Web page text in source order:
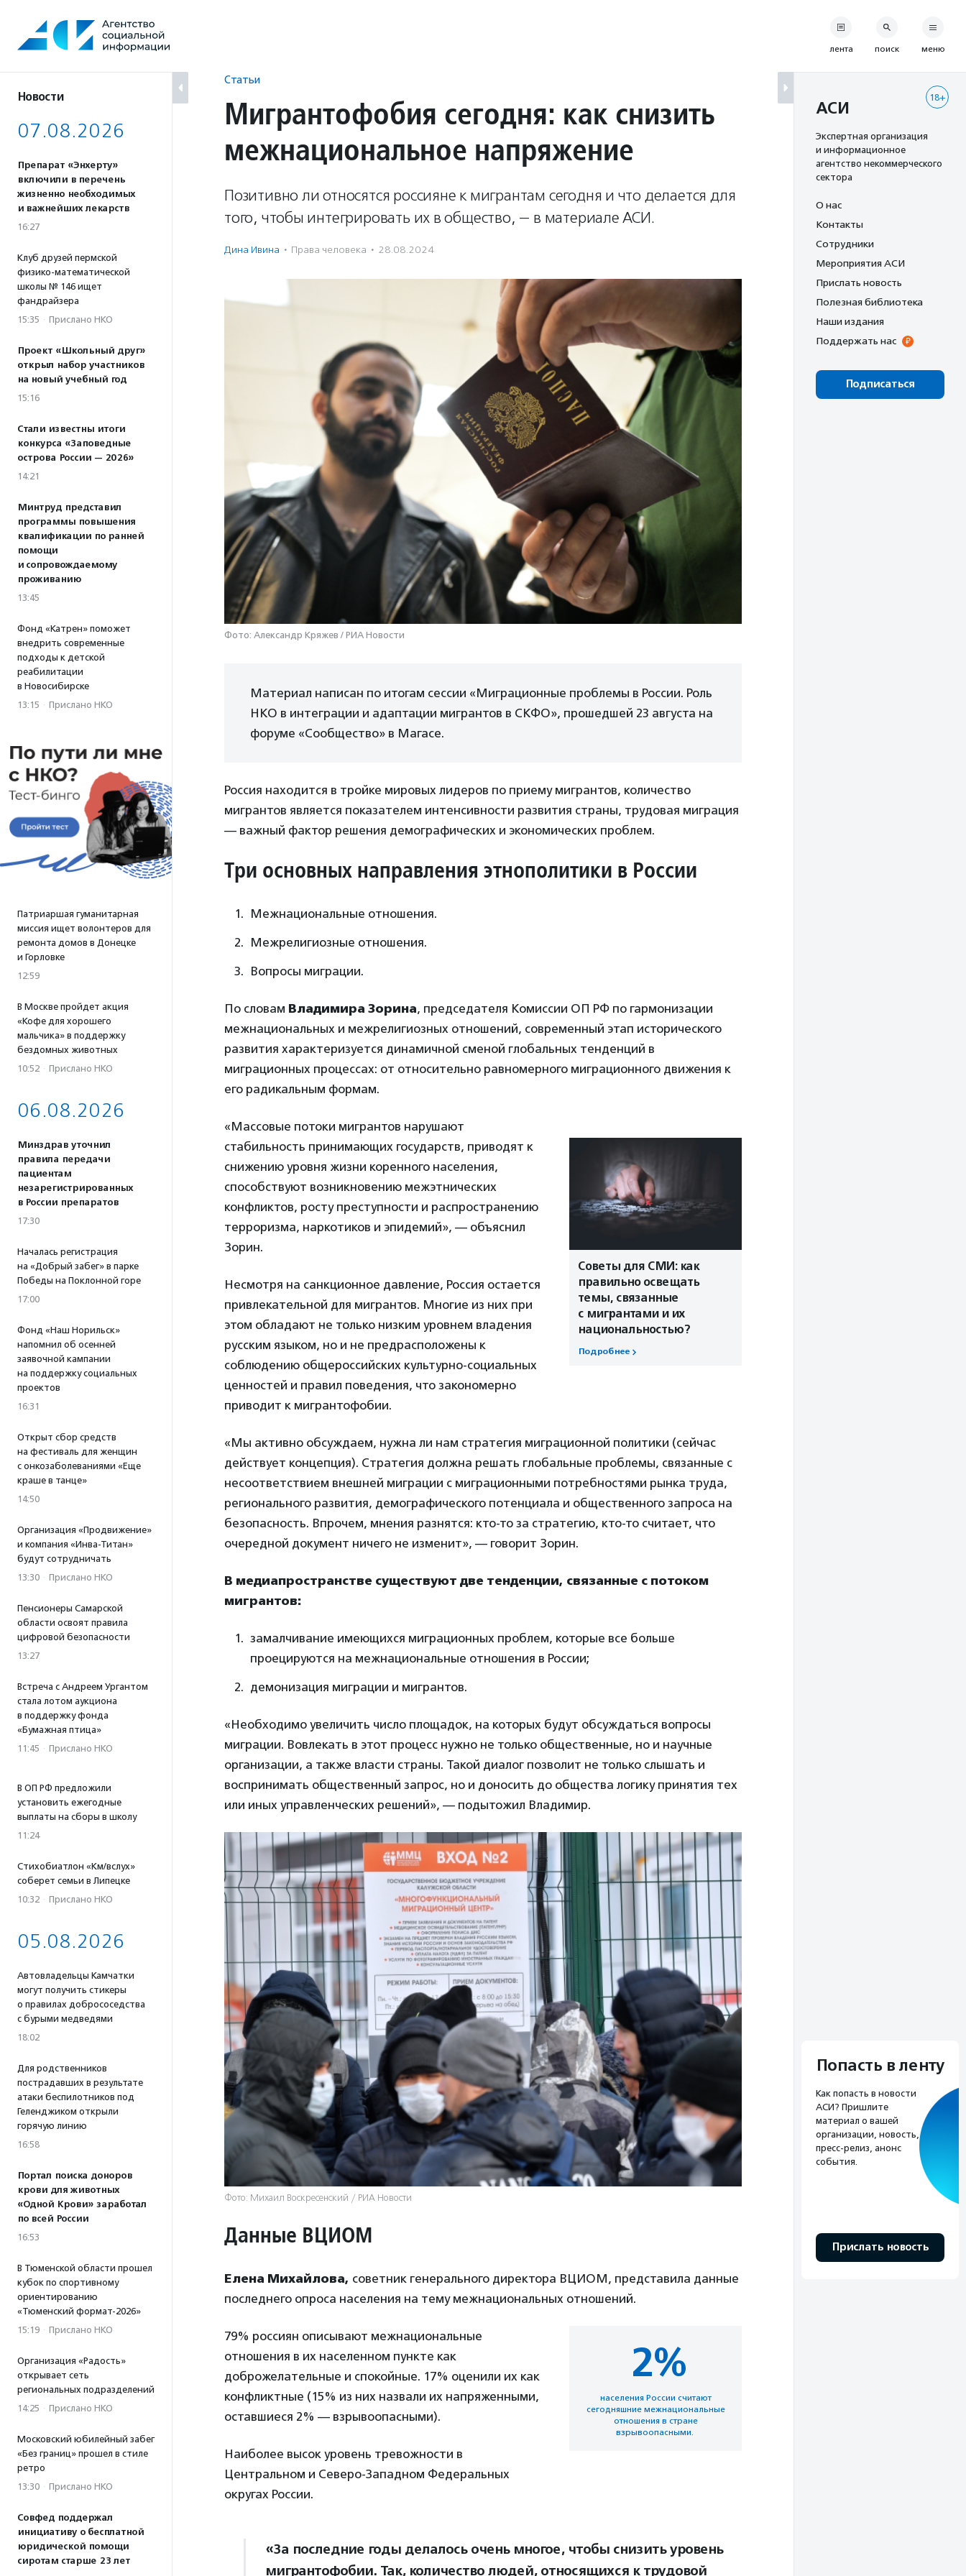
содержанию
Новости
07.08.2026
Препарат «Энхерту»
включили в перечень
жизненно необходимых
и важнейших лекарств
16:27
Клуб друзей пермской
физико-математической
школы № 146 ищет
фандрайзера
15:35 · Прислано НКО
Проект «Школьный друг»
открыл набор участников
на новый учебный год
15:16
Стали известны итоги
конкурса «Заповедные
острова России — 2026»
14:21
Минтруд представил
программы повышения
квалификации по ранней
помощи
и сопровождаемому
проживанию
13:45
Фонд «Катрен» поможет
внедрить современные
подходы к детской
реабилитации
в Новосибирске
13:15 · Прислано НКО
Патриаршая гуманитарная
миссия ищет волонтеров для
ремонта домов в Донецке
и Горловке
12:59
В Москве пройдет акция
«Кофе для хорошего
мальчика» в поддержку
бездомных животных
10:52 · Прислано НКО
06.08.2026
Минздрав уточнил
правила передачи
пациентам
незарегистрированных
в России препаратов
17:30
Началась регистрация
на «Добрый забег» в парке
Победы на Поклонной горе
17:00
Фонд «Наш Норильск»
напомнил об осенней
заявочной кампании
на поддержку социальных
проектов
16:31
Открыт сбор средств
на фестиваль для женщин
с онкозаболеваниями «Еще
краше в танце»
14:50
Организация «Продвижение»
и компания «Инва-Титан»
будут сотрудничать
13:30 · Прислано НКО
Пенсионеры Самарской
области освоят правила
цифровой безопасности
13:27
Встреча с Андреем Ургантом
стала лотом аукциона
в поддержку фонда
«Бумажная птица»
11:45 · Прислано НКО
В ОП РФ предложили
установить ежегодные
выплаты на сборы в школу
11:24
Стихобиатлон «Км/вслух»
соберет семьи в Липецке
10:32 · Прислано НКО
05.08.2026
Автовладельцы Камчатки
могут получить стикеры
о правилах добрососедства
с бурыми медведями
18:02
Для родственников
пострадавших в результате
атаки беспилотников под
Геленджиком открыли
горячую линию
16:58
Портал поиска доноров
крови для животных
«Одной Крови» заработал
по всей России
16:53
В Тюменской области прошел
кубок по спортивному
ориентированию
«Тюменский формат-2026»
15:19 · Прислано НКО
Организация «Радость»
открывает сеть
региональных подразделений
14:25 · Прислано НКО
Московский юбилейный забег
«Без границ» прошел в стиле
ретро
13:30 · Прислано НКО
Совфед поддержал
инициативу о бесплатной
юридической помощи
сиротам старше 23 лет
Статьи
Мигрантофобия сегодня: как снизить
межнациональное напряжение
Позитивно ли относятся россияне к мигрантам сегодня и что делается для
того, чтобы интегрировать их в общество, — в материале АСИ.
Дина Ивина · Права человека · 28.08.2024
Фото: Александр Кряжев / РИА Новости
Материал написан по итогам сессии «Миграционные проблемы в России. Роль
НКО в интеграции и адаптации мигрантов в СКФО», прошедшей 23 августа на
форуме «Сообщество» в Магасе.
Россия находится в тройке мировых лидеров по приему мигрантов, количество
мигрантов является показателем интенсивности развития страны, трудовая миграция
— важный фактор решения демографических и экономических проблем.
Три основных направления этнополитики в России
Межнациональные отношения.
Межрелигиозные отношения.
Вопросы миграции.
По словам Владимира Зорина, председателя Комиссии ОП РФ по гармонизации
межнациональных и межрелигиозных отношений, современный этап исторического
развития характеризуется динамичной сменой глобальных тенденций в
миграционных процессах: от относительно равномерного миграционного движения к
его радикальным формам.
Советы для СМИ: как
правильно освещать
темы, связанные
с мигрантами и их
национальностью?
Подробнее
«Массовые потоки мигрантов нарушают
стабильность принимающих государств, приводят к
снижению уровня жизни коренного населения,
способствуют возникновению межэтнических
конфликтов, росту преступности и распространению
терроризма, наркотиков и эпидемий», — объяснил
Зорин.
Несмотря на санкционное давление, Россия остается
привлекательной для мигрантов. Многие из них при
этом обладают не только низким уровнем владения
русским языком, но и не предрасположены к
соблюдению общероссийских культурно-социальных
ценностей и правил поведения, что закономерно
приводит к мигрантофобии.
«Мы активно обсуждаем, нужна ли нам стратегия миграционной политики (сейчас
действует концепция). Стратегия должна решать глобальные проблемы, связанные с
несоответствием внешней миграции с миграционными потребностями рынка труда,
регионального развития, демографического потенциала и общественного запроса на
безопасность. Впрочем, мнения разнятся: кто-то за стратегию, кто-то считает, что
очередной документ ничего не изменит», — говорит Зорин.
В медиапространстве существуют две тенденции, связанные с потоком
мигрантов:
замалчивание имеющихся миграционных проблем, которые все больше
проецируются на межнациональные отношения в России;
демонизация миграции и мигрантов.
«Необходимо увеличить число площадок, на которых будут обсуждаться вопросы
миграции. Вовлекать в этот процесс нужно не только общественные, но и научные
организации, а также власти страны. Такой диалог позволит не только слышать и
воспринимать общественный запрос, но и доносить до общества логику принятия тех
или иных управленческих решений», — подытожил Владимир.
Фото: Михаил Воскресенский / РИА Новости
Данные ВЦИОМ
Елена Михайлова, советник генерального директора ВЦИОМ, представила данные
последнего опроса населения на тему межнациональных отношений.
2%
населения России считают
сегодняшние межнациональные
отношения в стране
взрывоопасными.
79% россиян описывают межнациональные
отношения в их населенном пункте как
доброжелательные и спокойные. 17% оценили их как
конфликтные (15% из них назвали их напряженными,
оставшиеся 2% — взрывоопасными).
Наиболее высок уровень тревожности в
Центральном и Северо-Западном Федеральных
округах России.
«За последние годы делалось очень многое, чтобы снизить уровень
мигрантофобии. Так, количество людей, относящихся к трудовой
лента поиск меню
18+
АСИ
Экспертная организация
и информационное
агентство некоммерческого
сектора
О нас
Контакты
Сотрудники
Мероприятия АСИ
Прислать новость
Полезная библиотека
Наши издания
Поддержать нас
Подписаться
Попасть в ленту
Как попасть в новости
АСИ? Пришлите
материал о вашей
организации, новость,
пресс-релиз, анонс
события.
Прислать новость